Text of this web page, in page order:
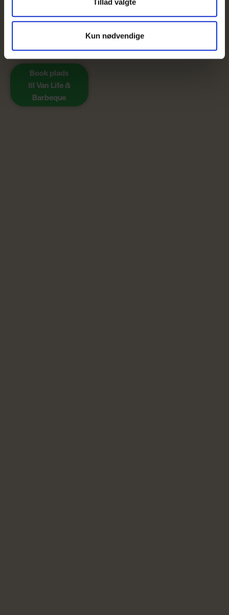
Tillad valgte
Kun nødvendige
Book plads
til Van Life &
Barbeque